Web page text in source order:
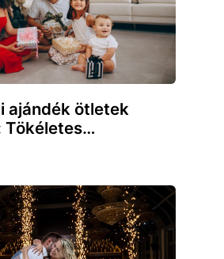
ajándék ötletek
Tökéletes…